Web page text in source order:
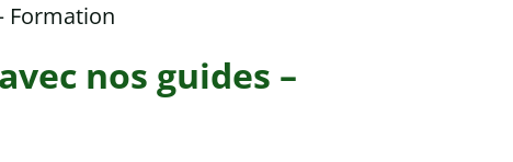
Formation
nos guides –